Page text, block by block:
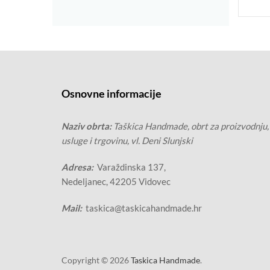
Osnovne informacije
Naziv obrta: Taškica Handmade, obrt za proizvodnju,
usluge i trgovinu, vl. Deni Slunjski
Adresa:Varaždinska 137,
Nedeljanec, 42205 Vidovec
Mail: taskica@taskicahandmade.hr
Copyright © 2026Taskica Handmade.